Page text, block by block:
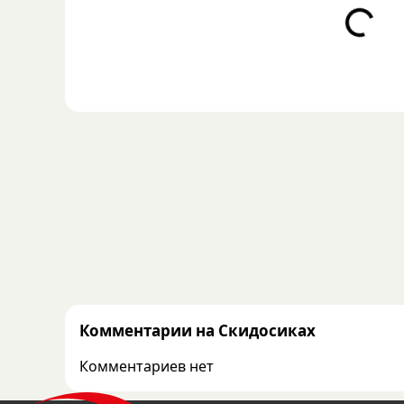
Loading...
Комментарии на Скидосиках
Комментариев нет